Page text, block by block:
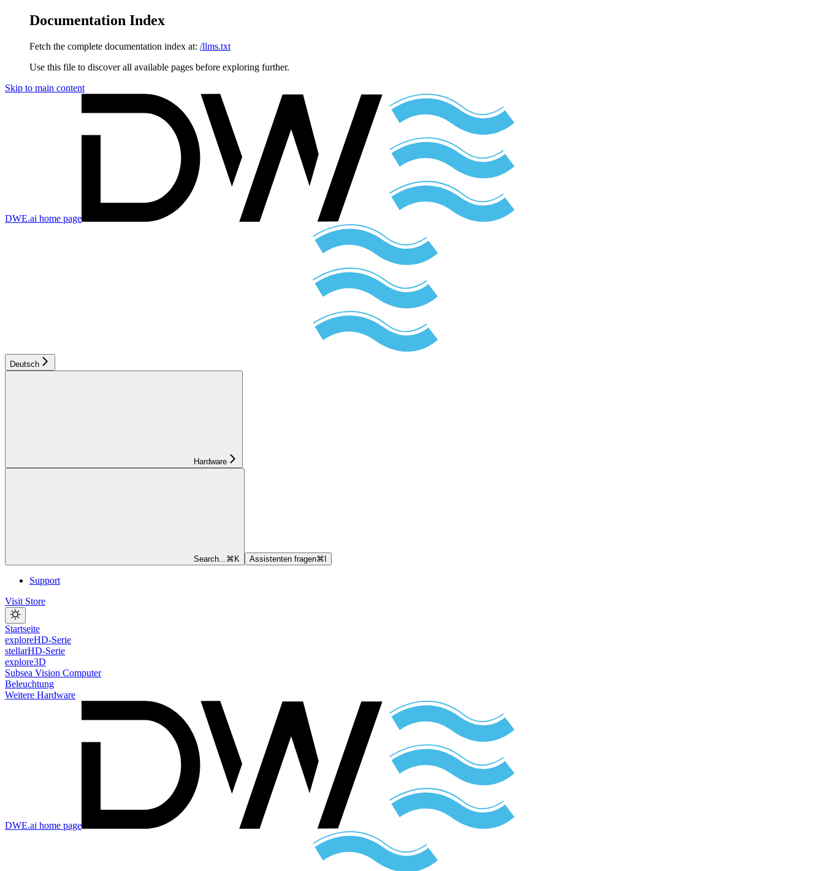
Documentation Index
Fetch the complete documentation index at: /llms.txt
Use this file to discover all available pages before exploring further.
Skip to main content
DWE.ai home page
Deutsch
Hardware
Search...⌘ K Assistenten fragen⌘
Support
Visit Store
Startseite
exploreHD-Serie
stellarHD-Serie
explore3D
Subsea Vision Computer
Beleuchtung
Weitere Hardware
DWE.ai home page